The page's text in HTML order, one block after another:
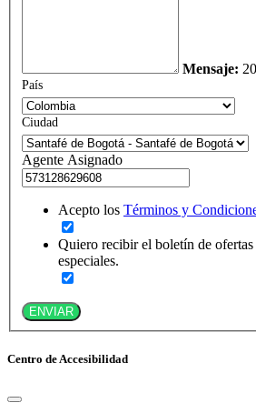
Mensaje:
País
Ciudad
Agente Asignado
Acepto los Términos y
Quiero recibir el boletín de
especiales.
ENVIAR
Centro de Accesibilidad